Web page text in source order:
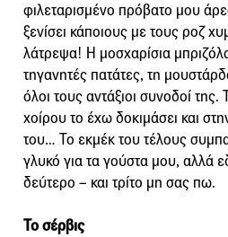
φιλεταρισμένο πρόβατο μου
ξενίσει κάποιους με τους ροζ
λάτρεψα! Η μοσχαρίσια
τηγανητές πατάτες, τη
όλοι τους αντάξιοι συνοδοί
χοίρου το έχω δοκιμάσει και
του… Το εκμέκ του τέλους
γλυκό για τα γούστα μου, αλλά
δεύτερο – και τρίτο μη σας πω.
Το σέρβις